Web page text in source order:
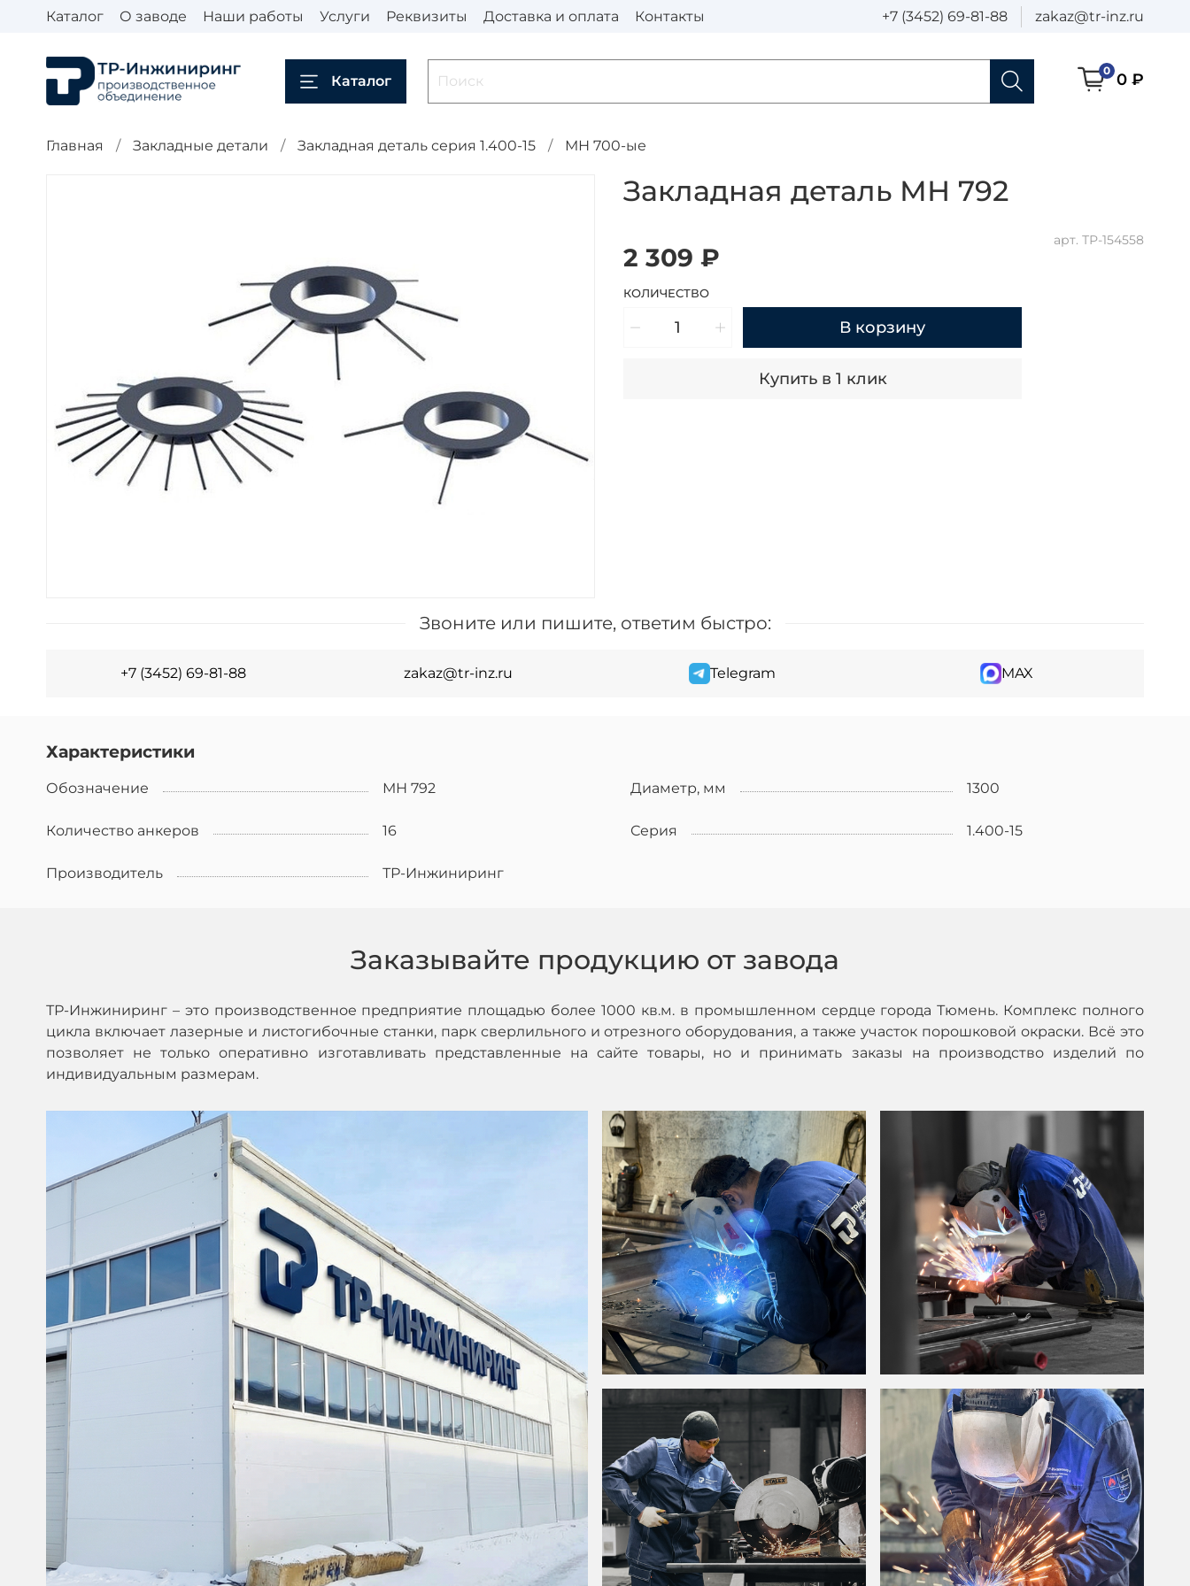
Каталог О заводе Наши работы Услуги Реквизиты Доставка и оплата Контакты +7 (3452) 69-81-88 zakaz@tr-inz.ru
Каталог
0 0 ₽
Главная Закладные детали Закладная деталь серия 1.400-15 МН 700-ые
арт. ТР-154558
Закладная деталь МН 792
2 309 ₽
КОЛИЧЕСТВО
В корзину
Купить в 1 клик
Звоните или пишите, ответим быстро:
+7 (3452) 69-81-88 zakaz@tr-inz.ru Telegram MAX
Характеристики
Обозначение МН 792 Диаметр, мм 1300
Количество анкеров 16 Серия 1.400-15
Производитель ТР-Инжиниринг
Заказывайте продукцию от завода
ТР-Инжиниринг – это производственное предприятие площадью более 1000 кв.м. в промышленном сердце города Тюмень. Комплекс полного
цикла включает лазерные и листогибочные станки, парк сверлильного и отрезного оборудования, а также участок порошковой окраски. Всё это
позволяет не только оперативно изготавливать представленные на сайте товары, но и принимать заказы на производство изделий по
индивидуальным размерам.